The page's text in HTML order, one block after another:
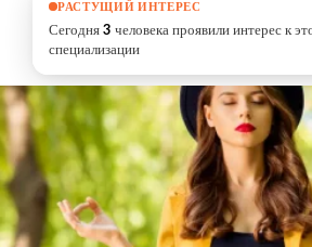
РАСТУЩИЙ ИНТЕРЕС
Сегодня3 человека проявили интерес к
специализации